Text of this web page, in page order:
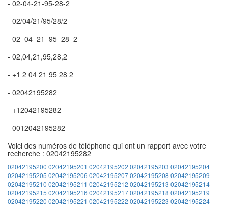
- 02-04-21-95-28-2
- 02/04/21/95/28/2
- 02_04_21_95_28_2
- 02,04,21,95,28,2
- +1 2 04 21 95 28 2
- 02042195282
- +12042195282
- 0012042195282
Voici des numéros de téléphone qui ont un rapport avec votre
recherche : 02042195282
02042195200 02042195201 02042195202 02042195203 02042195204
02042195205 02042195206 0204219520702042195208 02042195209
02042195210 02042195211 02042195212 02042195213 02042195214
02042195215 02042195216 0204219521702042195218 02042195219
02042195220 02042195221 02042195222 02042195223 02042195224